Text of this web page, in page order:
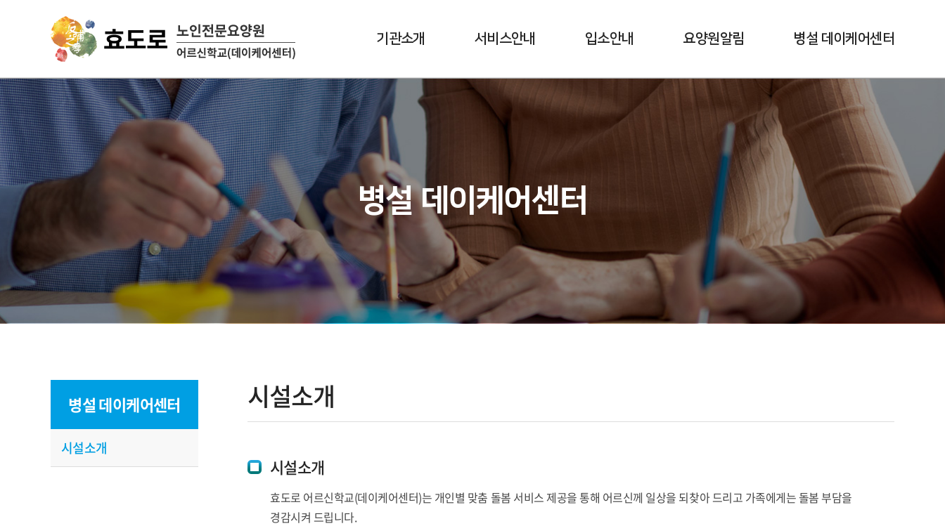
기관소개
인사말
설립이념 / 연혁
조직도
시설소개
오시는길
서비스안내
생활서비스
입소안내 요양원알림
효도로 자랑
효도로 소식지
프로그램 일정표
자원봉사 신청
병설 데이케어센터
시설소개
병설 데이케어센터
병설 데이케어센터
시설소개
시설소개
시설소개
효도로 어르신학교(데이케어센터)는 개인별 맞춤 돌봄 서비스 제공을 통해 어르신께 일상을 되찾아 드리고 가족에게는 돌봄 부담을
경감시켜 드립니다.